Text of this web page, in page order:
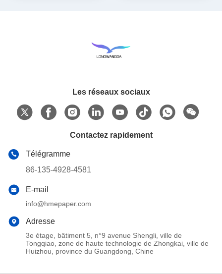
Les réseaux sociaux
Contactez rapidement
Télégramme
86-135-4928-4581
E-mail
info@hmepaper.com
Adresse
3e étage, bâtiment 5, n°9 avenue Shengli, ville de
Tongqiao, zone de haute technologie de Zhongkai, ville de
Huizhou, province du Guangdong, Chine